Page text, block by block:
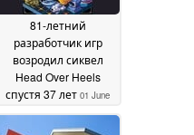
81-летний
разработчик игр
возродил сиквел
Head Over Heels
спустя 37 лет 01 June
2026